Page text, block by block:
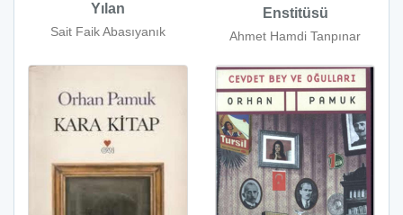
Yılan
Sait Faik Abasıyanık
Enstitüsü
Ahmet Hamdi Tanpınar